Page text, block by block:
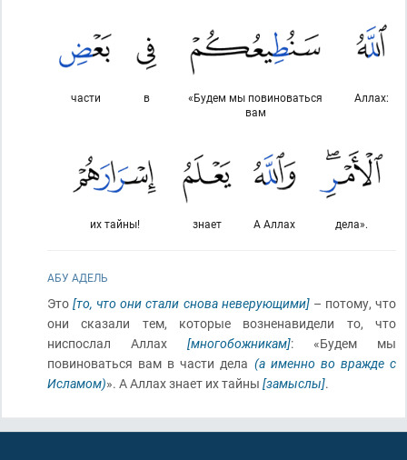
Аллах:
«Будем мы повиноваться
вам
в
части
дела».
А Аллах
знает
их тайны!
АБУ АДЕЛЬ
Это[то, что они стали снова неверующими]– потому, что
они сказали тем, которые возненавидели то, что
ниспослал Аллах [многобожникам]: «Будем мы
повиноваться вам в части дела (а именно во вражде с
Исламом)». А Аллах знает их тайны [замыслы].